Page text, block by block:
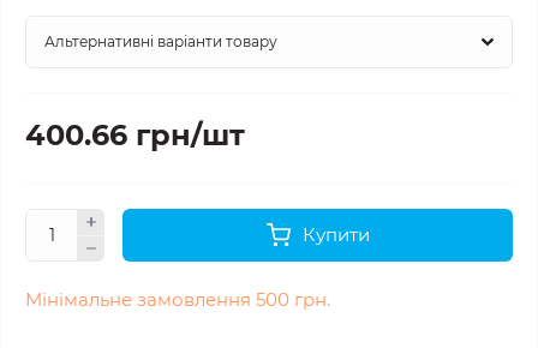
400.66 грн/шт
Купити
Мінімальне замовлення 500 грн.